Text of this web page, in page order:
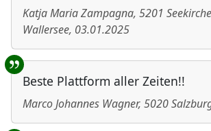
Katja Maria Zampagna, 5201
Wallersee, 03.01.2025
Beste Plattform aller Zeiten!!
Marco Johannes Wagner, 5020